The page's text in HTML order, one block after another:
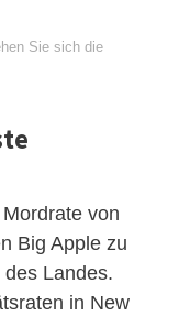
Sie sich die
von
Big Apple zu
Landes.
in New